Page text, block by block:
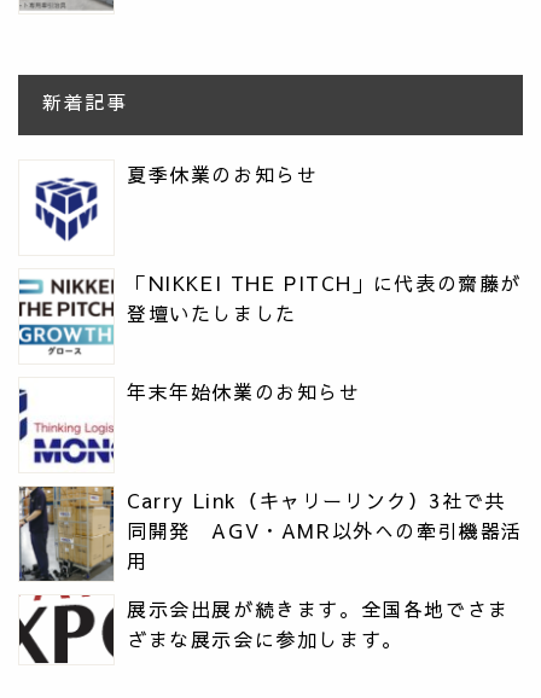
新着記事
夏季休業のお知らせ
「NIKKEI THE PITCH」に代表の齋藤が
登壇いたしました
年末年始休業のお知らせ
Carry Link（キャリーリンク）3社で共
同開発 AGV・AMR以外への牽引機器活
用
展示会出展が続きます。全国各地でさま
ざまな展示会に参加します。